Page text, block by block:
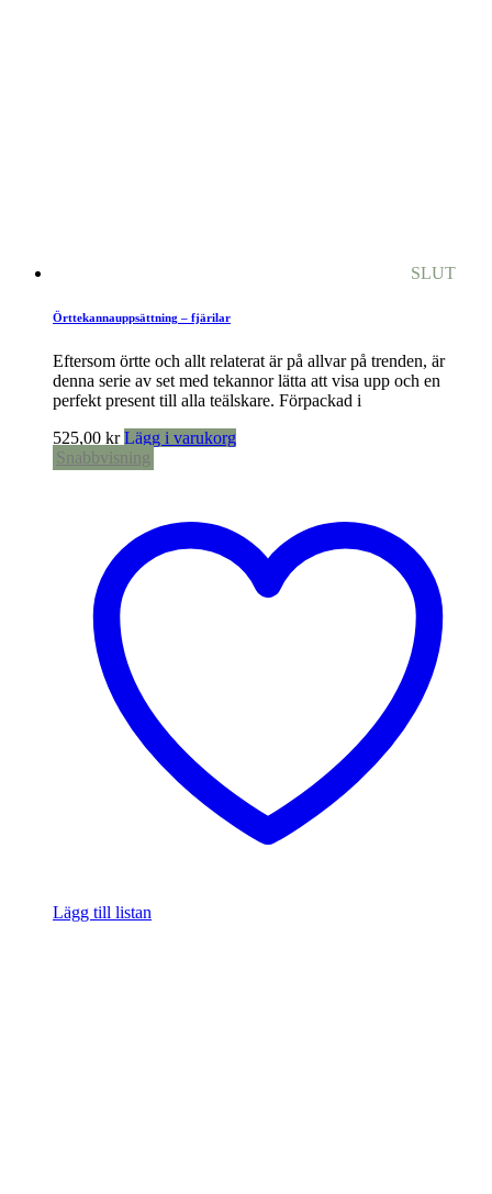
SLUT
Örttekannauppsättning – fjärilar
Eftersom örtte och allt relaterat är på allvar på trenden, är
denna serie av set med tekannor lätta att visa upp och en
perfekt present till alla teälskare. Förpackad i
525,00 kr Lägg i varukorg
Snabbvisning
Lägg till listan